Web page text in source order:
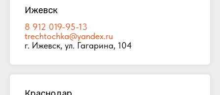
Ижевск
8 912 019-95-13
trechtochka@yandex.ru
г. Ижевск, ул. Гагарина, 104